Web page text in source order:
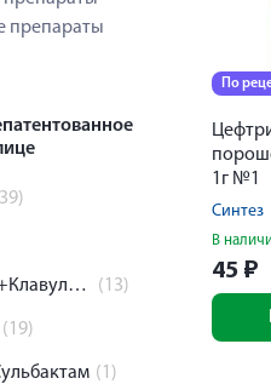
препараты
Амоксициллин+Клавулановая кислота (13)
(19)
(1)
По
1г №1
Синтез
В
45 ₽